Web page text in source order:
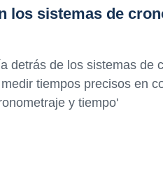
los sistemas de
detrás de los sistemas de
tiempos precisos en
y tiempo'